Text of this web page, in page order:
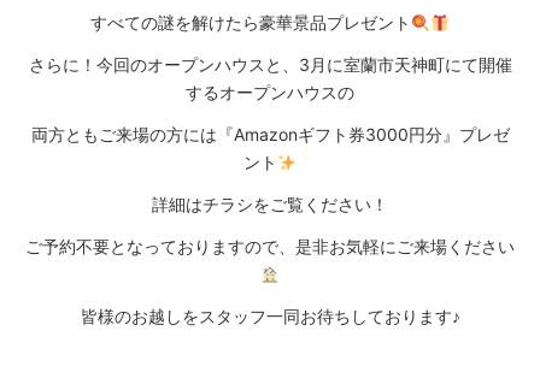
すべての謎を解けたら豪華景品プレゼント
さらに！今回のオープンハウスと、3月に室蘭市天神町にて開催
するオープンハウスの
両方ともご来場の方には『Amazonギフト券3000円分』プレゼ
ント
詳細はチラシをご覧ください！
ご予約不要となっておりますので、是非お気軽にご来場ください
皆様のお越しをスタッフ一同お待ちしております♪